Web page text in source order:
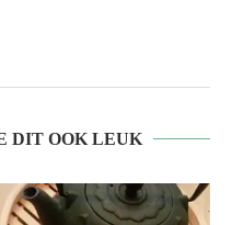
DIT OOK LEUK